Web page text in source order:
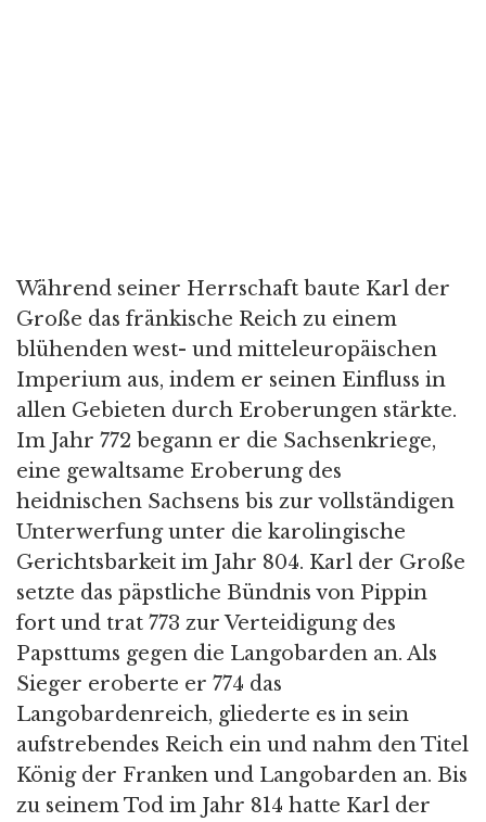
Während seiner Herrschaft baute Karl der
Große das fränkische Reich zu einem
blühenden west- und mitteleuropäischen
Imperium aus, indem er seinen Einfluss in
allen Gebieten durch Eroberungen stärkte.
Im Jahr 772 begann er die Sachsenkriege,
eine gewaltsame Eroberung des
heidnischen Sachsens bis zur vollständigen
Unterwerfung unter die karolingische
Gerichtsbarkeit im Jahr 804. Karl der Große
setzte das päpstliche Bündnis von Pippin
fort und trat 773 zur Verteidigung des
Papsttums gegen die Langobarden an. Als
Sieger eroberte er 774 das
Langobardenreich, gliederte es in sein
aufstrebendes Reich ein und nahm den Titel
König der Franken und Langobarden an. Bis
zu seinem Tod im Jahr 814 hatte Karl der